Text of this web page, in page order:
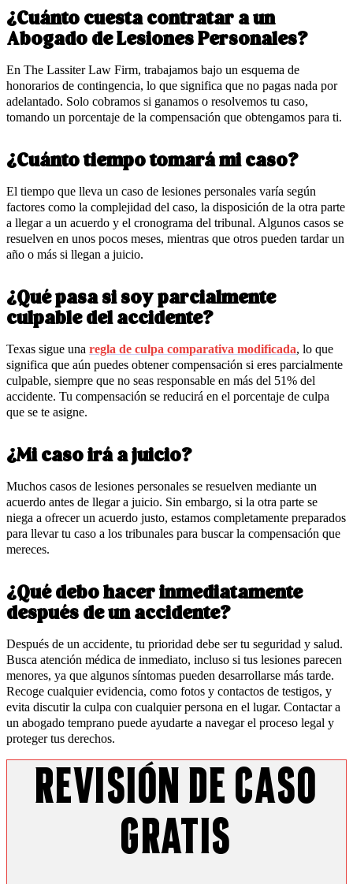
¿Cuánto cuesta contratar a un
Abogado de Lesiones Personales?
En The Lassiter Law Firm, trabajamos bajo un esquema de
honorarios de contingencia, lo que significa que no pagas nada por
adelantado. Solo cobramos si ganamos o resolvemos tu caso,
tomando un porcentaje de la compensación que obtengamos para ti.
¿Cuánto tiempo tomará mi caso?
El tiempo que lleva un caso de lesiones personales varía según
factores como la complejidad del caso, la disposición de la otra parte
a llegar a un acuerdo y el cronograma del tribunal. Algunos casos se
resuelven en unos pocos meses, mientras que otros pueden tardar un
año o más si llegan a juicio.
¿Qué pasa si soy parcialmente
culpable del accidente?
Texas sigue una regla de culpa comparativa modificada, lo que
significa que aún puedes obtener compensación si eres parcialmente
culpable, siempre que no seas responsable en más del 51% del
accidente. Tu compensación se reducirá en el porcentaje de culpa
que se te asigne.
¿Mi caso irá a juicio?
Muchos casos de lesiones personales se resuelven mediante un
acuerdo antes de llegar a juicio. Sin embargo, si la otra parte se
niega a ofrecer un acuerdo justo, estamos completamente preparados
para llevar tu caso a los tribunales para buscar la compensación que
mereces.
¿Qué debo hacer inmediatamente
después de un accidente?
Después de un accidente, tu prioridad debe ser tu seguridad y salud.
Busca atención médica de inmediato, incluso si tus lesiones parecen
menores, ya que algunos síntomas pueden desarrollarse más tarde.
Recoge cualquier evidencia, como fotos y contactos de testigos, y
evita discutir la culpa con cualquier persona en el lugar. Contactar a
un abogado temprano puede ayudarte a navegar el proceso legal y
proteger tus derechos.
Revisión de Caso
Gratis